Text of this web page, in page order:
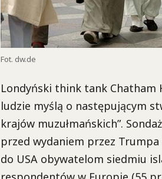
Fot. dw.de
Londyński think tank Chatham
ludzie myślą o następującym
krajów muzułmańskich”.
przed wydaniem przez
do USA obywatelom siedmiu